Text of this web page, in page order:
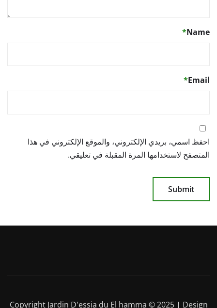
Name
*
Email
*
احفظ اسمي، بريدي الإلكتروني، والموقع الإلكتروني في هذا
المتصفح لاستخدامها المرة المقبلة في تعليقي.
Copyright Jardin D'essia du El hamma © 2025 | Design